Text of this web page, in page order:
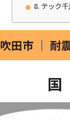
テック
吹田市 ｜ 耐
国